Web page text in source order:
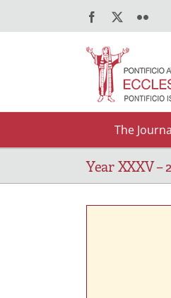
Facebook Flickr
The
Year XXXV –